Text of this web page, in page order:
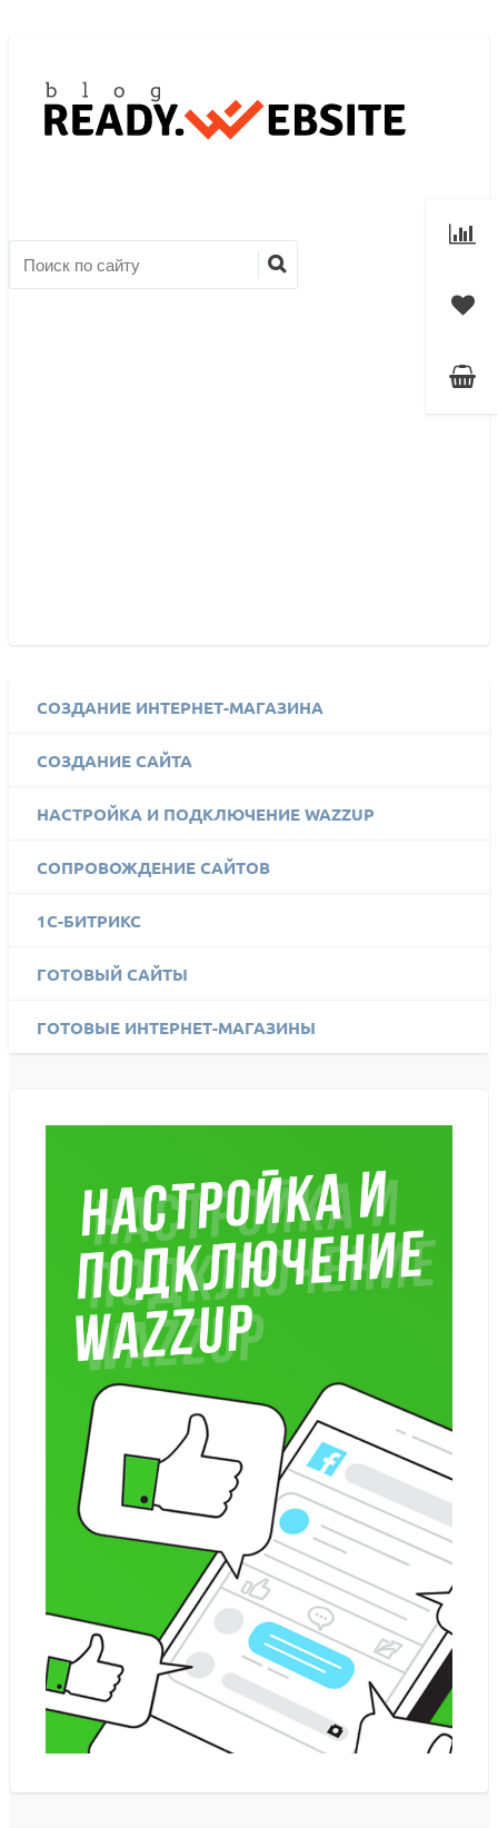
СОЗДАНИЕ ИНТЕРНЕТ-МАГАЗИНА
СОЗДАНИЕ САЙТА
НАСТРОЙКА И ПОДКЛЮЧЕНИЕ WAZZUP
СОПРОВОЖДЕНИЕ САЙТОВ
1C-БИТРИКС
ГОТОВЫЙ САЙТЫ
ГОТОВЫЕ ИНТЕРНЕТ-МАГАЗИНЫ